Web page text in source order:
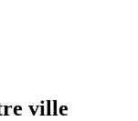
ville